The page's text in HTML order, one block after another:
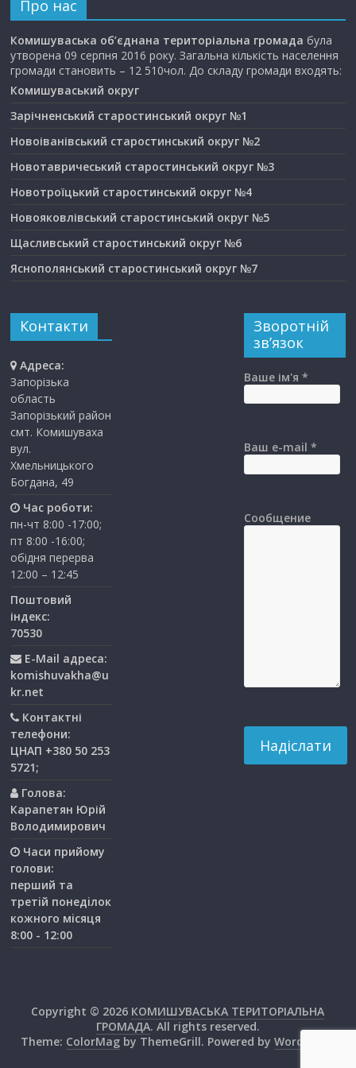
Про нас
Комишуваська об’єднана територіальна громада була
утворена 09 серпня 2016 року. Загальна кількість населення
громади становить – 12 510чол. До складу громади входять:
Комишуваський округ
Зарічненський старостинський округ №1
Новоіванівський старостинський округ №2
Новотавричеський старостинський округ №3
Новотроїцький старостинський округ №4
Новояковлівський старостинський округ №5
Щасливський старостинський округ №6
Яснополянський старостинський округ №7
Контакти
Адреса:
Запорізька
область
Запорізький район
смт. Комишуваха
вул.
Хмельницького
Богдана, 49
Час роботи:
пн-чт 8:00 -17:00;
пт 8:00 -16:00;
обідня перерва
12:00 – 12:45
Поштовий
індекс:
70530
E-Mail адреса:
komishuvakha@u
kr.net
Контактні
телефони:
ЦНАП +380 50 253
5721;
Голова:
Карапетян Юрій
Володимирович
Часи прийому
голови:
перший та
третiй понедiлок
кожного мiсяця
8:00 - 12:00
Зворотній
зв’язок
Ваше ім'я *
Ваш e-mail *
Сообщение
Copyright © 2026 КОМИШУВАСЬКА ТЕРИТОРІАЛЬНА
ГРОМАДА. All rights reserved.
Theme: ColorMagby ThemeGrill. Powered by WordPress